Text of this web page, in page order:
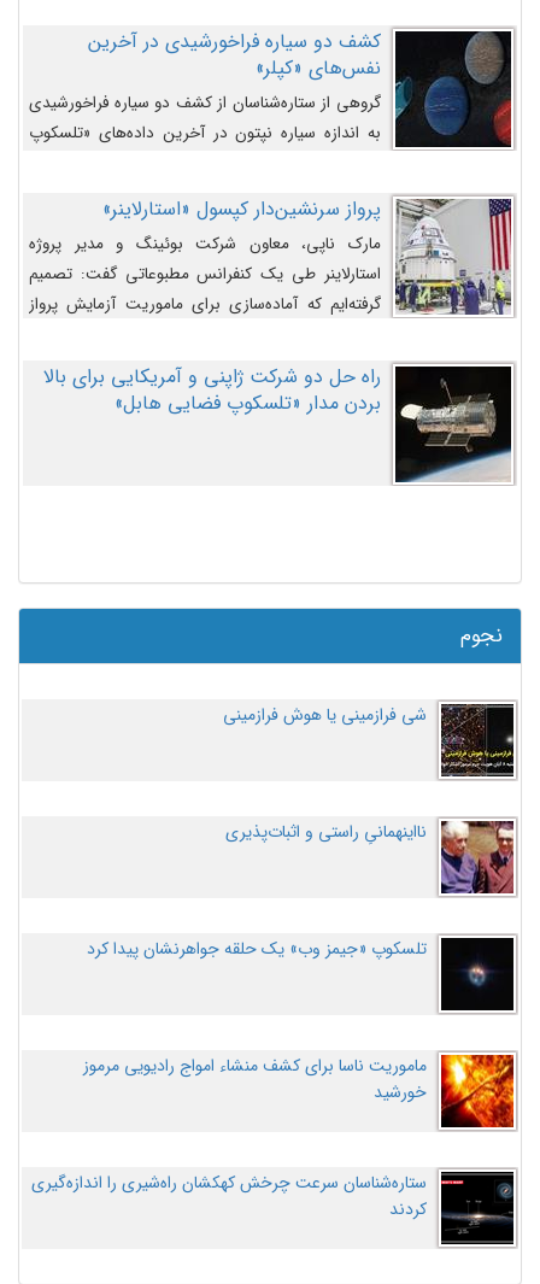
کشف دو سیاره فراخورشیدی در آخرین
نفس‌های «کپلر»
گروهی از ستاره‌شناسان از کشف دو سیاره فراخورشیدی
به اندازه سیاره نپتون در آخرین داده‌های «تلسکوپ
پرواز سرنشین‌دار کپسول «استارلاینر»
مارک ناپی، معاون شرکت بوئینگ و مدیر پروژه
استارلاینر طی یک کنفرانس مطبوعاتی گفت: تصمیم
گرفته‌ایم که آماده‌سازی برای ماموریت آزمایش پرواز
اصلاح کنیم.
راه حل دو شرکت ژاپنی و آمریکایی برای بالا
بردن مدار «تلسکوپ فضایی هابل»
نجوم
شی فرازمینی یا هوش فرازمینی
نااینهمانیِ راستی و اثبات‌پذیری
تلسکوپ «جیمز وب» یک حلقه جواهرنشان پیدا کرد
ماموریت ناسا برای کشف منشاء امواج رادیویی مرموز
خورشید
ستاره‌شناسان سرعت چرخش کهکشان راه‌شیری را اندازه‌گیری
کردند